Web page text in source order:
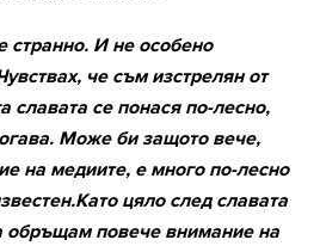
странно. И не особено
че съм изстрелян от
славата се понася по-лесно,
Може би защото вече,
на медиите, е много по-лесно
цяло след славата
обръщам повече внимание на